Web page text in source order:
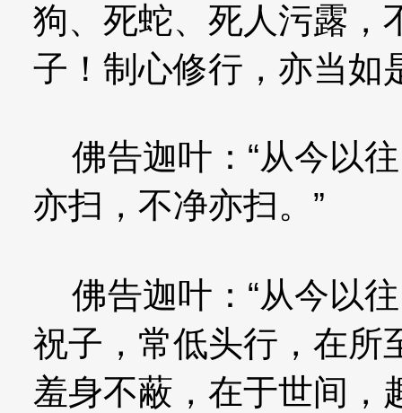
狗、死蛇、死人污露，
子！制心修行，亦当如
佛告迦叶：“从今以
亦扫，不净亦扫。”
佛告迦叶：“从今以往
祝子，常低头行，在所
羞身不蔽，在于世间，